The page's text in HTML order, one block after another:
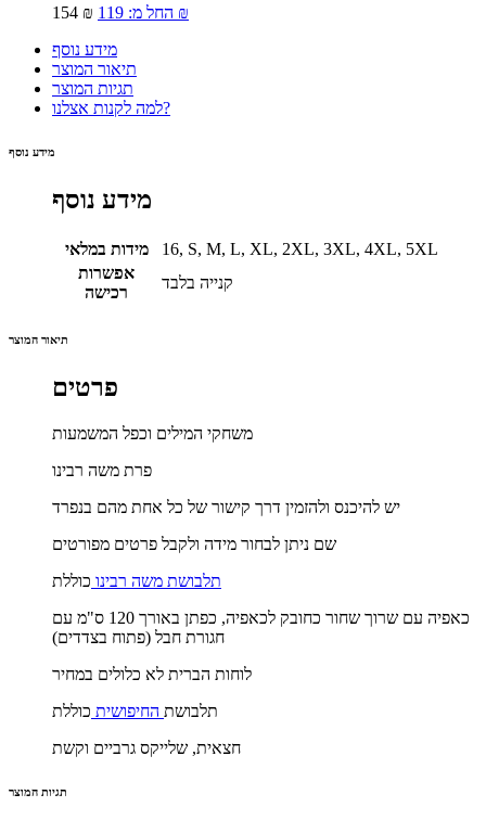
154 ₪ החל מ: 119 ₪
מידע נוסף
תיאור המוצר
תגיות המוצר
למה לקנות אצלנו?
מידע נוסף
מידע נוסף
מידות במלאי
16, S, M, L, XL, 2XL, 3XL, 4XL, 5XL
אפשרות
רכישה
קנייה בלבד
תיאור המוצר
פרטים
משחקי המילים וכפל המשמעות
פרת משה רבינו
יש להיכנס ולהזמין דרך קישור של כל אחת מהם בנפרד
שם ניתן לבחור מידה ולקבל פרטים מפורטים
תלבושת משה רבינו כוללת
כאפיה עם שרוך שחור כחובק לכאפיה, כפתן באורך 120 ס"מ עם
חגורת חבל (פתוח בצדדים)
לוחות הברית לא כלולים במחיר
תלבושת החיפושית כוללת
חצאית, שלייקס גרביים וקשת
תגיות המוצר